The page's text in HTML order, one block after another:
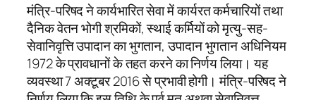
मंत्रि-परिषद ने कार्यभारित सेवा में कार्यरत कर्मचारियों तथा
दैनिक वेतन भोगी श्रमिकों, स्थाई कर्मियों को मृत्यु-सह-
सेवानिवृत्ति उपादान का भुगतान, उपादान भुगतान अधिनियम
1972 के प्रावधानों के तहत करने का निर्णय लिया। यह
व्यवस्था 7 अक्टूबर 2016 से प्रभावी होगी। मंत्रि-परिषद ने